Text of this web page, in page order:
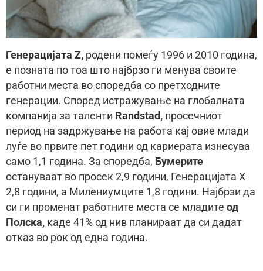
Генерацијата Z, родени помеѓу 1996 и 2010 година,
е позната по тоа што најбрзо ги менува своите
работни места во споредба со претходните
генерации. Според истражување на глобалната
компанија за таленти Randstad, просечниот
период на задржување на работа кај овие млади
луѓе во првите пет години од кариерата изнесува
само 1,1 година. За споредба, Бумерите
остануваат во просек 2,9 години, Генерацијата X
2,8 години, а Милениумците 1,8 години. Најбрзи да
си ги променат работните места се младите од
Полска, каде 41% од нив планираат да си дадат
отказ во рок од една година.